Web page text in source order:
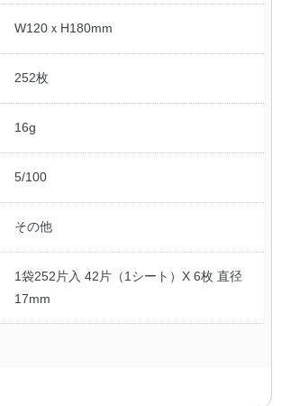
W120ｘH180mm
252枚
16g
5/100
その他
1袋252片入 42片（1シート）X 6枚 直径
17mm